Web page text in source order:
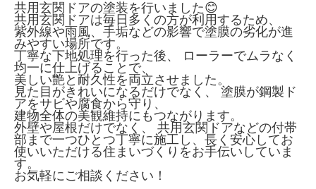
共用玄関ドアの塗装を行いました😊
共用玄関ドアは毎日多くの方が利用するため、
紫外線や雨風、手垢などの影響で塗膜の劣化が進
みやすい場所です。
丁寧な下地処理を行った後、 ローラーでムラなく
均一に仕上げることで、
美しい艶と耐久性を両立させました。
見た目がきれいになるだけでなく、 塗膜が鋼製ド
アをサビや腐食から守り、
建物全体の美観維持にもつながります。
外壁や屋根だけでなく、 共用玄関ドアなどの付帯
部まで一つひとつ丁寧に施工し、長く安心してお
使いいただける住まいづくりをお手伝いしていま
す。
お気軽にご相談ください！